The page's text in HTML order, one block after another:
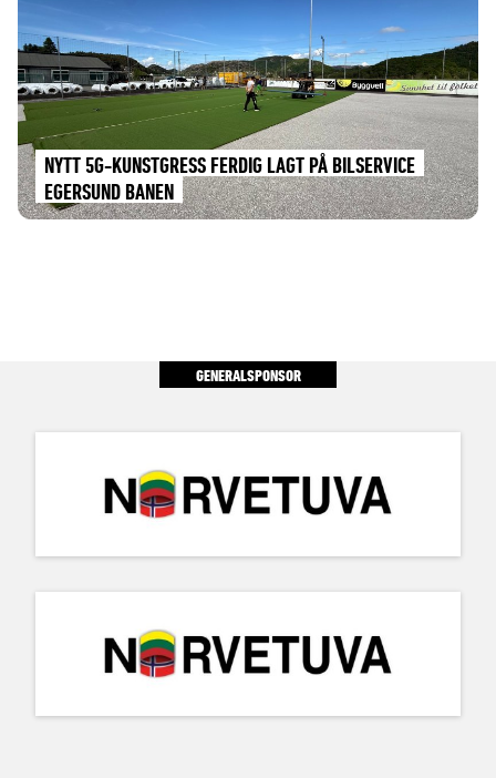
NYTT 5G-KUNSTGRESS FERDIG LAGT PÅ BILSERVICE
EGERSUND BANEN
GENERALSPONSOR